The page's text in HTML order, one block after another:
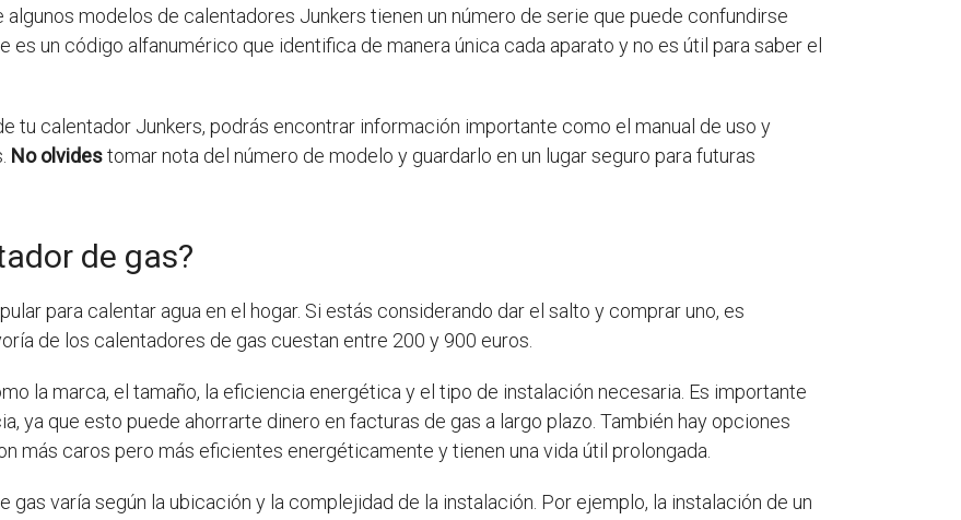
algunos modelos de calentadores Junkers tienen un número de serie que puede confundirse
es un código alfanumérico que identifica de manera única cada aparato y no es útil para saber el
tu calentador Junkers, podrás encontrar información importante como el manual de uso y
No olvidestomar nota del número de modelo y guardarlo en un lugar seguro para futuras
de gas?
para calentar agua en el hogar. Si estás considerando dar el salto y comprar uno, es
de los calentadores de gas cuestan entre 200 y 900 euros.
la marca, el tamaño, la eficiencia energética y el tipo de instalación necesaria. Es importante
ya que esto puede ahorrarte dinero en facturas de gas a largo plazo. También hay opciones
más caros pero más eficientes energéticamente y tienen una vida útil prolongada.
gas varía según la ubicación y la complejidad de la instalación. Por ejemplo, la instalación de un